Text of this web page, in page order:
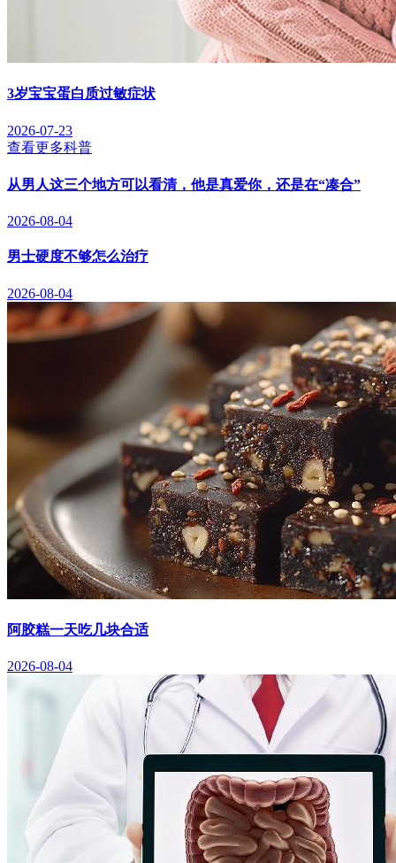
3岁宝宝蛋白质过敏症状
2026-07-23
查看更多科普
从男人这三个地方可以看清，他是真爱你，还是在“凑合”
2026-08-04
男士硬度不够怎么治疗
2026-08-04
阿胶糕一天吃几块合适
2026-08-04